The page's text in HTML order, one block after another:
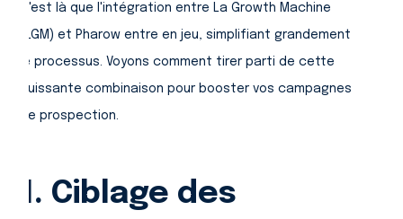
C'est là que l'intégration entre La Growth Machine
(LGM) et Pharow entre en jeu, simplifiant grandement
le processus. Voyons comment tirer parti de cette
puissante combinaison pour booster vos campagnes
de prospection.
1. Ciblage des